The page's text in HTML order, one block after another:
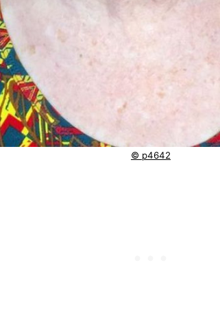
© p4642